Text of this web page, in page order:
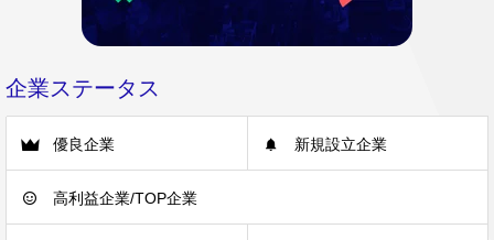
企業ステータス
優良企業 新規設立企業
高利益企業/TOP企業